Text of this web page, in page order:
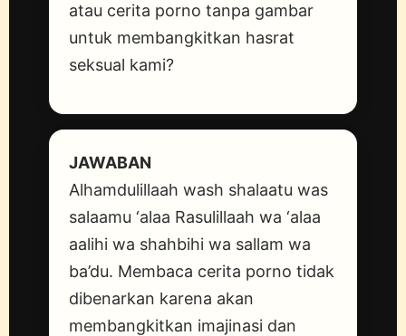
atau cerita porno tanpa gambar
untuk membangkitkan hasrat
seksual kami?
JAWABAN
Alhamdulillaah wash shalaatu was
salaamu ‘alaa Rasulillaah wa ‘alaa
aalihi wa shahbihi wa sallam wa
ba’du. Membaca cerita porno tidak
dibenarkan karena akan
membangkitkan imajinasi dan